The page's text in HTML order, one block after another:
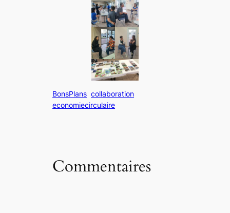
BonsPlans collaboration
economiecirculaire
Commentaires